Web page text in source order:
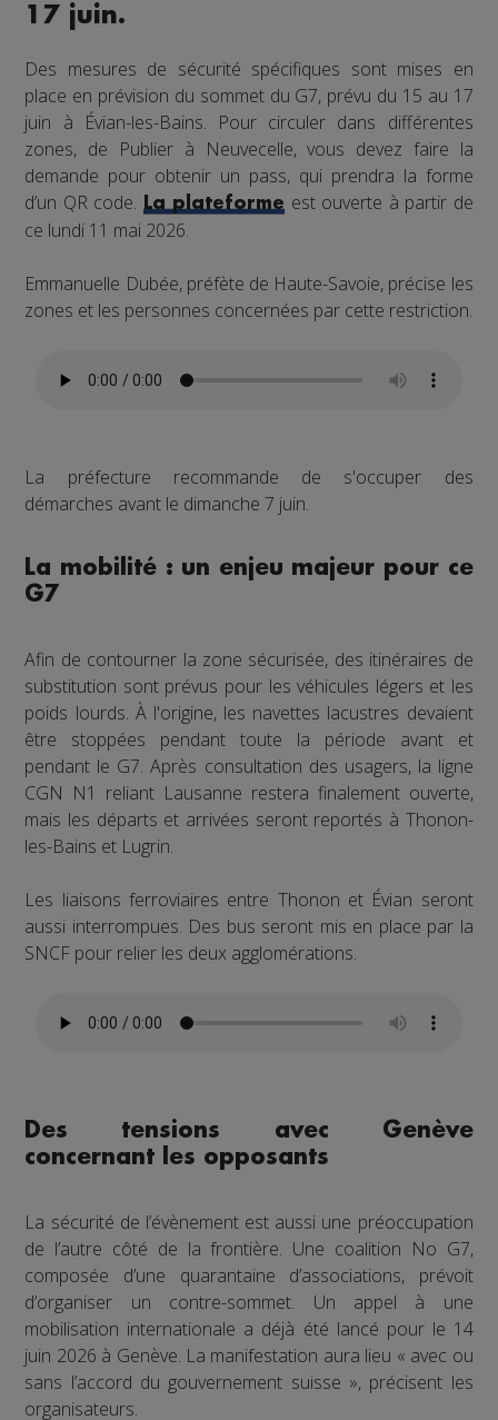
17 juin.
Des mesures de sécurité spécifiques sont mises en
place en prévision du sommet du G7, prévu du 15 au 17
juin à Évian-les-Bains. Pour circuler dans différentes
zones, de Publier à Neuvecelle, vous devez faire la
demande pour obtenir un pass, qui prendra la forme
d’un QR code.
La plateforme est ouverte à partir de
ce lundi 11 mai 2026.
Emmanuelle Dubée, préfète de Haute-Savoie, précise les
zones et les personnes concernées par cette restriction.
La préfecture recommande de s'occuper des
démarches avant le dimanche 7 juin.
La mobilité : un enjeu majeur pour ce
G7
Afin de contourner la zone sécurisée, des itinéraires de
substitution sont prévus pour les véhicules légers et les
poids lourds. À l'origine, les navettes lacustres devaient
être stoppées pendant toute la période avant et
pendant le G7. Après consultation des usagers, la ligne
CGN N1 reliant Lausanne restera finalement ouverte,
mais les départs et arrivées seront reportés à Thonon-
les-Bains et Lugrin.
Les liaisons ferroviaires entre Thonon et Évian seront
aussi interrompues. Des bus seront mis en place par la
SNCF pour relier les deux agglomérations.
Des tensions avec Genève
concernant les opposants
La sécurité de l’évènement est aussi une préoccupation
de l’autre côté de la frontière. Une coalition No G7,
composée d’une quarantaine d’associations, prévoit
d’organiser un contre-sommet. Un appel à une
mobilisation internationale a déjà été lancé pour le 14
juin 2026 à Genève. La manifestation aura lieu « avec ou
sans l’accord du gouvernement suisse », précisent les
organisateurs.